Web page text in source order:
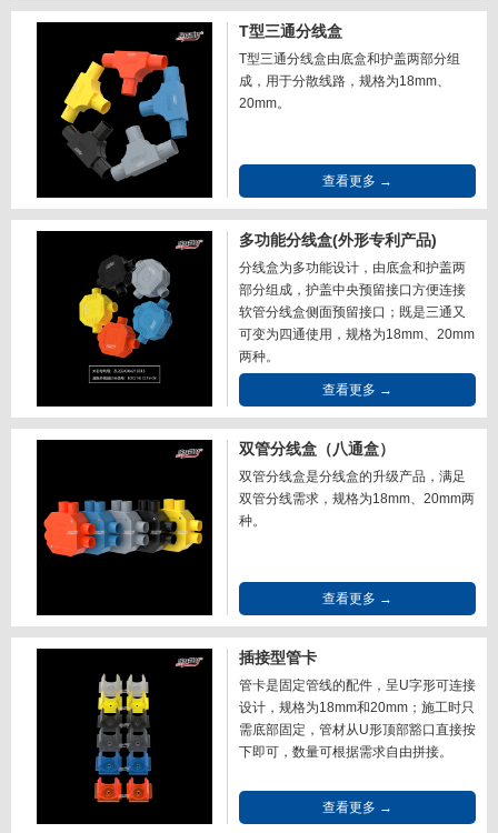
T型三通分线盒
T型三通分线盒由底盒和护盖两部分组
成，用于分散线路，规格为18mm、
20mm。
查看更多 →
多功能分线盒(外形专利产品)
分线盒为多功能设计，由底盒和护盖两
部分组成，护盖中央预留接口方便连接
软管分线盒侧面预留接口；既是三通又
可变为四通使用，规格为18mm、20mm
两种。
查看更多 →
双管分线盒（八通盒）
双管分线盒是分线盒的升级产品，满足
双管分线需求，规格为18mm、20mm两
种。
查看更多 →
插接型管卡
管卡是固定管线的配件，呈U字形可连接
设计，规格为18mm和20mm；施工时只
需底部固定，管材从U形顶部豁口直接按
下即可，数量可根据需求自由拼接。
查看更多 →